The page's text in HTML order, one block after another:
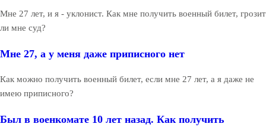
Мне 27 лет, и я - уклонист. Как мне получить военный билет, грозит
ли мне суд?
Мне 27, а у меня даже приписного нет
Как можно получить военный билет, если мне 27 лет, а я даже не
имею приписного?
Был в военкомате 10 лет назад. Как получить